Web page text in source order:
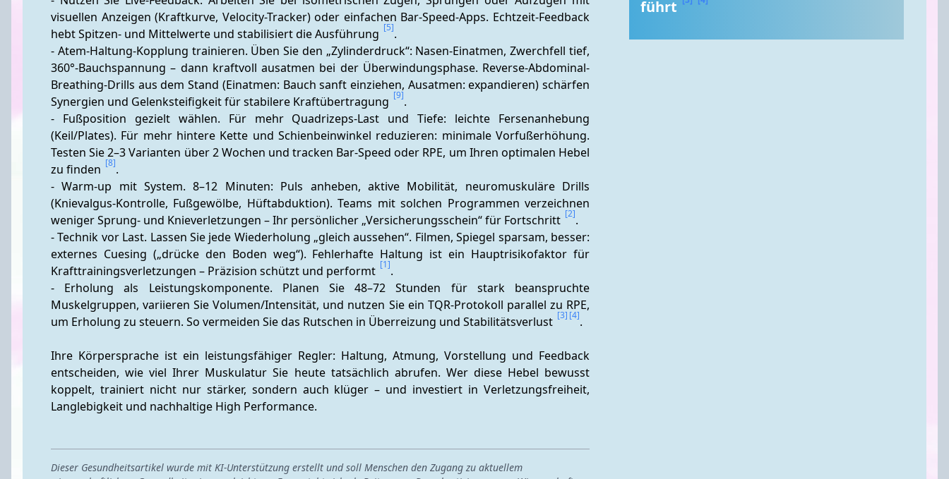
visuellen Anzeigen (Kraftkurve, Velocity-Tracker) oder einfachen Bar-Speed-Apps. Echtzeit-Feedback
hebt Spitzen- und Mittelwerte und stabilisiert die Ausführung [5].
- Atem-Haltung-Kopplung trainieren. Üben Sie den „Zylinderdruck“: Nasen-Einatmen, Zwerchfell tief,
360°-Bauchspannung – dann kraftvoll ausatmen bei der Überwindungsphase. Reverse-Abdominal-
Breathing-Drills aus dem Stand (Einatmen: Bauch sanft einziehen, Ausatmen: expandieren) schärfen
Synergien und Gelenksteifigkeit für stabilere Kraftübertragung [9].
- Fußposition gezielt wählen. Für mehr Quadrizeps-Last und Tiefe: leichte Fersenanhebung
(Keil/Plates). Für mehr hintere Kette und Schienbeinwinkel reduzieren: minimale Vorfußerhöhung.
Testen Sie 2–3 Varianten über 2 Wochen und tracken Bar-Speed oder RPE, um Ihren optimalen Hebel
zu finden [8].
- Warm-up mit System. 8–12 Minuten: Puls anheben, aktive Mobilität, neuromuskuläre Drills
(Knievalgus-Kontrolle, Fußgewölbe, Hüftabduktion). Teams mit solchen Programmen verzeichnen
weniger Sprung- und Knieverletzungen – Ihr persönlicher „Versicherungsschein“ für Fortschritt [2].
- Technik vor Last. Lassen Sie jede Wiederholung „gleich aussehen“. Filmen, Spiegel sparsam, besser:
externes Cuesing („drücke den Boden weg“). Fehlerhafte Haltung ist ein Hauptrisikofaktor für
Krafttrainingsverletzungen – Präzision schützt und performt [1].
- Erholung als Leistungskomponente. Planen Sie 48–72 Stunden für stark beanspruchte
Muskelgruppen, variieren Sie Volumen/Intensität, und nutzen Sie ein TQR-Protokoll parallel zu RPE,
um Erholung zu steuern. So vermeiden Sie das Rutschen in Überreizung und Stabilitätsverlust [3] [4].
Ihre Körpersprache ist ein leistungsfähiger Regler: Haltung, Atmung, Vorstellung und Feedback
entscheiden, wie viel Ihrer Muskulatur Sie heute tatsächlich abrufen. Wer diese Hebel bewusst
koppelt, trainiert nicht nur stärker, sondern auch klüger – und investiert in Verletzungsfreiheit,
Langlebigkeit und nachhaltige High Performance.
Dieser Gesundheitsartikel wurde mit KI-Unterstützung erstellt und soll Menschen den Zugang zu aktuellem
führt